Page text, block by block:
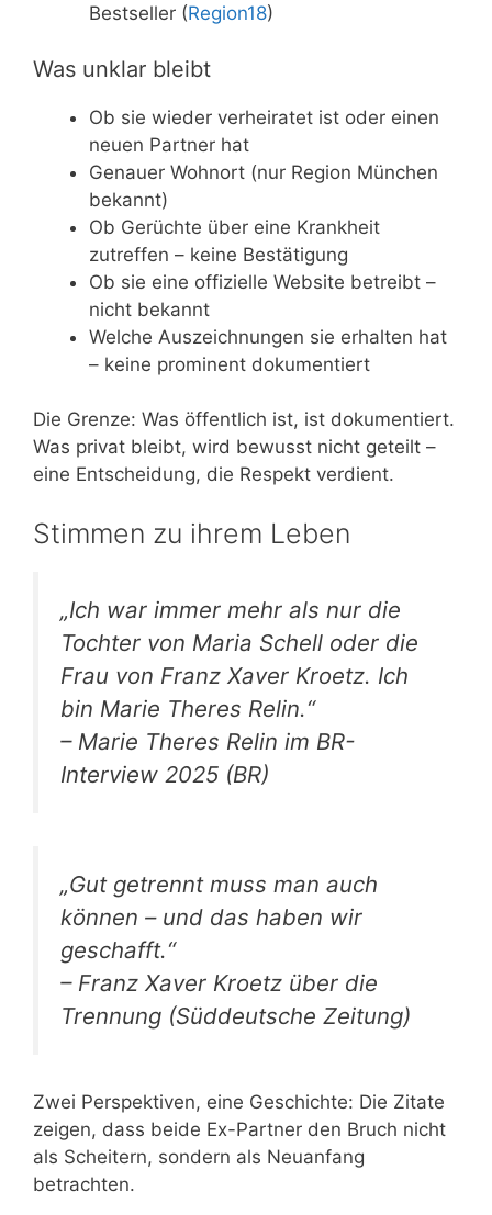
Bestseller (Region18)
Was unklar bleibt
Ob sie wieder verheiratet ist oder einen
neuen Partner hat
Genauer Wohnort (nur Region München
bekannt)
Ob Gerüchte über eine Krankheit
zutreffen – keine Bestätigung
Ob sie eine offizielle Website betreibt –
nicht bekannt
Welche Auszeichnungen sie erhalten hat
– keine prominent dokumentiert
Die Grenze: Was öffentlich ist, ist dokumentiert.
Was privat bleibt, wird bewusst nicht geteilt –
eine Entscheidung, die Respekt verdient.
Stimmen zu ihrem Leben
„Ich war immer mehr als nur die
Tochter von Maria Schell oder die
Frau von Franz Xaver Kroetz. Ich
bin Marie Theres Relin.“
– Marie Theres Relin im BR-
Interview 2025 (BR)
„Gut getrennt muss man auch
können – und das haben wir
geschafft.“
– Franz Xaver Kroetz über die
Trennung (Süddeutsche Zeitung)
Zwei Perspektiven, eine Geschichte: Die Zitate
zeigen, dass beide Ex-Partner den Bruch nicht
als Scheitern, sondern als Neuanfang
betrachten.